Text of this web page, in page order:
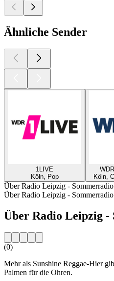
Ähnliche Sender
1LIVE
Köln, Pop
Köln,
Über Radio Leipzig - Sommerradio
Über Radio Leipzig - Sommerradio
Über Radio Leipzig -
(0)
Mehr als Sunshine Reggae-Hier
Palmen für die Ohren.